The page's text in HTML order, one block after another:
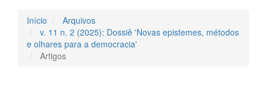
Início
Arquivos
v. 11 n. 2 (2025): Dossiê 'Novas epistemes, métodos
e olhares para a democracia'
Artigos